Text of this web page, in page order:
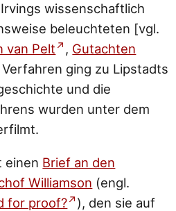
wissenschaftlich
beleuchteten [vgl.
van Pelt
, Gutachten
Verfahren ging zu Lipstadts
und die
wurden unter dem
einen Brief an den
Williamson (engl.
for proof?
), den sie auf